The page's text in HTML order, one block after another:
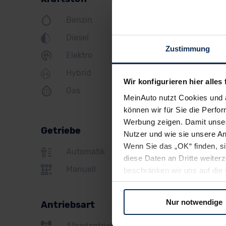
Zustimmung
Wir konfigurieren hier alles
MeinAuto nutzt Cookies
können wir für Sie die
Werbung zeigen. Damit
Nutzer und wie sie unsere
Wenn Sie das „OK“ finden,
diese Daten an Dritte
beschränken wir uns auf
Sie somit nicht perfekt auf
Nur notwendige
Jeep
KIA
Land Rover
Lexus
Mazda
Mercedes
Mitsubishi
Opel
Benzin
Diesel
Elektro
Hybrid
Gas
Getriebe
Automatik
Manuell
Antriebsart